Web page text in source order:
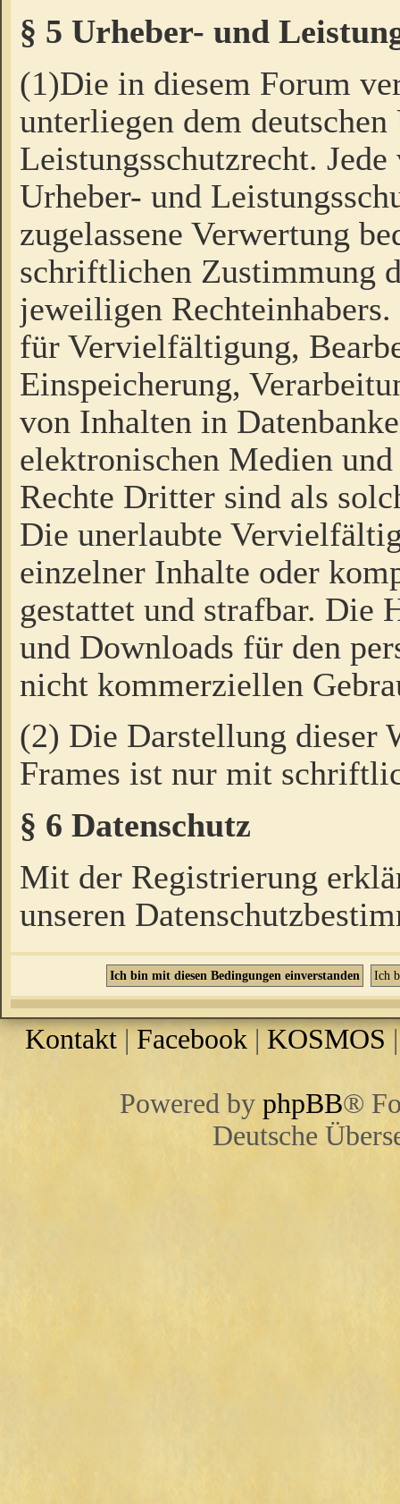
§ 5 Urheber- und
(1)Die in diesem Forum
unterliegen dem
Leistungsschutzrecht.
Urheber- und
zugelassene Verwertung
schriftlichen Zustimmung
jeweiligen
für Vervielfältigung,
Einspeicherung,
von Inhalten in
elektronischen Medien
Rechte Dritter sind als
Die unerlaubte
einzelner Inhalte oder
gestattet und strafbar. Die
und Downloads für den
nicht kommerziellen
(2) Die Darstellung dieser
Frames ist nur mit
§ 6 Datenschutz
Mit der Registrierung
unseren
Kontakt |Facebook | KOSMOS
Powered by phpBB®
Deutsche